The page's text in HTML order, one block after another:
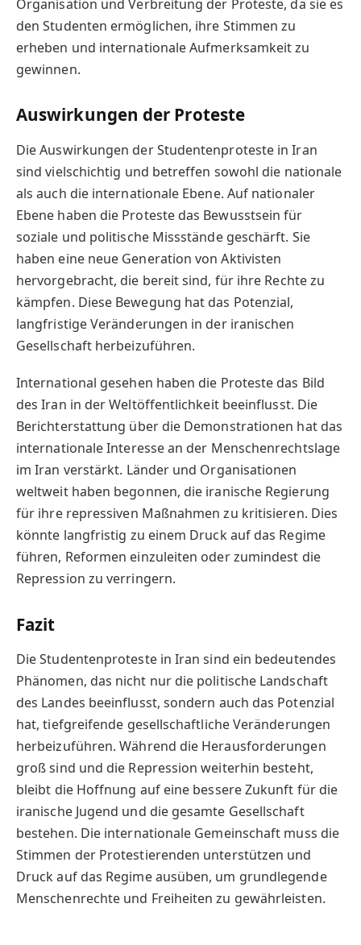
Organisation und Verbreitung der Proteste, da sie es
den Studenten ermöglichen, ihre Stimmen zu
erheben und internationale Aufmerksamkeit zu
gewinnen.
Auswirkungen der Proteste
Die Auswirkungen der Studentenproteste in Iran
sind vielschichtig und betreffen sowohl die nationale
als auch die internationale Ebene. Auf nationaler
Ebene haben die Proteste das Bewusstsein für
soziale und politische Missstände geschärft. Sie
haben eine neue Generation von Aktivisten
hervorgebracht, die bereit sind, für ihre Rechte zu
kämpfen. Diese Bewegung hat das Potenzial,
langfristige Veränderungen in der iranischen
Gesellschaft herbeizuführen.
International gesehen haben die Proteste das Bild
des Iran in der Weltöffentlichkeit beeinflusst. Die
Berichterstattung über die Demonstrationen hat das
internationale Interesse an der Menschenrechtslage
im Iran verstärkt. Länder und Organisationen
weltweit haben begonnen, die iranische Regierung
für ihre repressiven Maßnahmen zu kritisieren. Dies
könnte langfristig zu einem Druck auf das Regime
führen, Reformen einzuleiten oder zumindest die
Repression zu verringern.
Fazit
Die Studentenproteste in Iran sind ein bedeutendes
Phänomen, das nicht nur die politische Landschaft
des Landes beeinflusst, sondern auch das Potenzial
hat, tiefgreifende gesellschaftliche Veränderungen
herbeizuführen. Während die Herausforderungen
groß sind und die Repression weiterhin besteht,
bleibt die Hoffnung auf eine bessere Zukunft für die
iranische Jugend und die gesamte Gesellschaft
bestehen. Die internationale Gemeinschaft muss die
Stimmen der Protestierenden unterstützen und
Druck auf das Regime ausüben, um grundlegende
Menschenrechte und Freiheiten zu gewährleisten.